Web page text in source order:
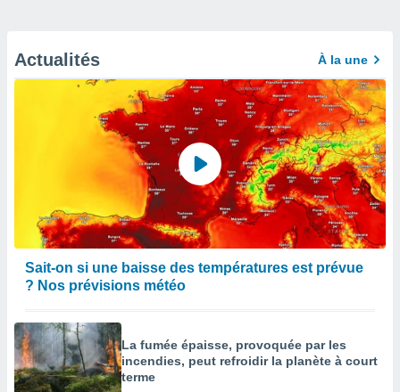
Actualités À la une
Sait-on si une baisse des températures est prévue
? Nos prévisions météo
La fumée épaisse, provoquée par les
incendies, peut refroidir la planète à court
terme